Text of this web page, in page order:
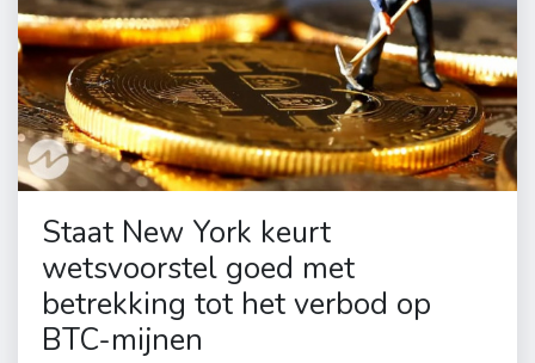
Staat New York keurt
wetsvoorstel goed met
betrekking tot het verbod op
BTC-mijnen